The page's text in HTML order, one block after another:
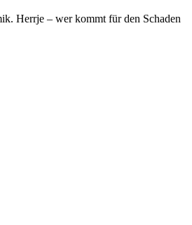
Herrje – wer kommt für den Schaden